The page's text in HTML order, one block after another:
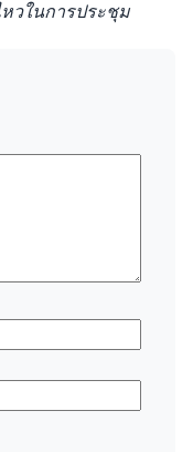
วในการประชุม